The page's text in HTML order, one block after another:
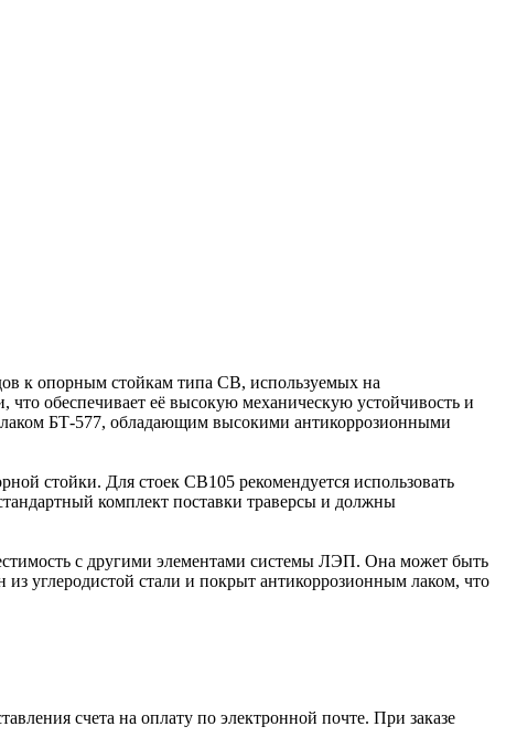
к опорным стойкам типа СВ, используемых на
обеспечивает её высокую механическую устойчивость и
лаком БТ-577, обладающим высокими антикоррозионными
стойки. Для стоек СВ105 рекомендуется использовать
комплект поставки траверсы и должны
с другими элементами системы ЛЭП. Она может быть
углеродистой стали и покрыт антикоррозионным лаком, что
счета на оплату по электронной почте. При заказе